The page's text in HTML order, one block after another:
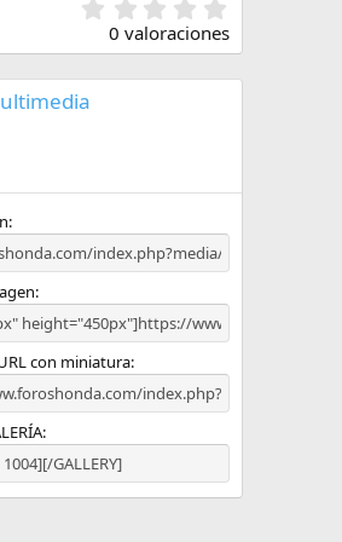
,
0
0
l
(
)
0 valoraciones
con miniatura